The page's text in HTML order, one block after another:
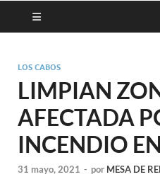
LOS CABOS
LIMPIAN
AFECTADA
INCENDIO
31 mayo, 2021 - por MESA DE